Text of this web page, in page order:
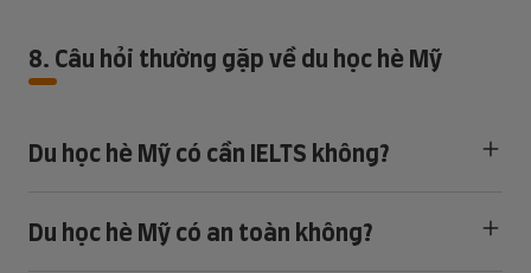
8. Câu hỏi thường gặp về du học hè Mỹ
Du học hè Mỹ có cần IELTS không?
Du học hè Mỹ có an toàn không?